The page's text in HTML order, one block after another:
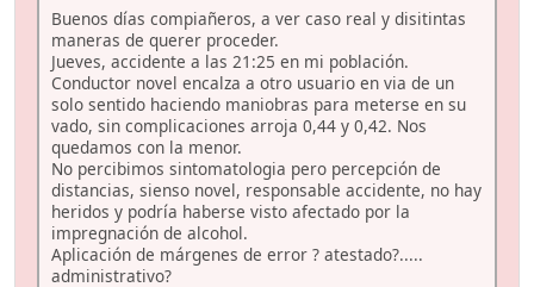
Buenos días compiañeros, a ver caso real y disitintas
maneras de querer proceder.
Jueves, accidente a las 21:25 en mi población.
Conductor novel encalza a otro usuario en via de un
solo sentido haciendo maniobras para meterse en su
vado, sin complicaciones arroja 0,44 y 0,42. Nos
quedamos con la menor.
No percibimos sintomatologia pero percepción de
distancias, sienso novel, responsable accidente, no hay
heridos y podría haberse visto afectado por la
impregnación de alcohol.
Aplicación de márgenes de error ? atestado?.....
administrativo?